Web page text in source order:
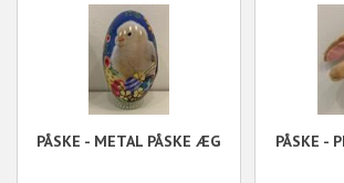
PÅSKE - METAL PÅSKE ÆG PÅSKE -